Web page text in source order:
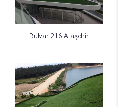
Bulvar 216 Ataşehir